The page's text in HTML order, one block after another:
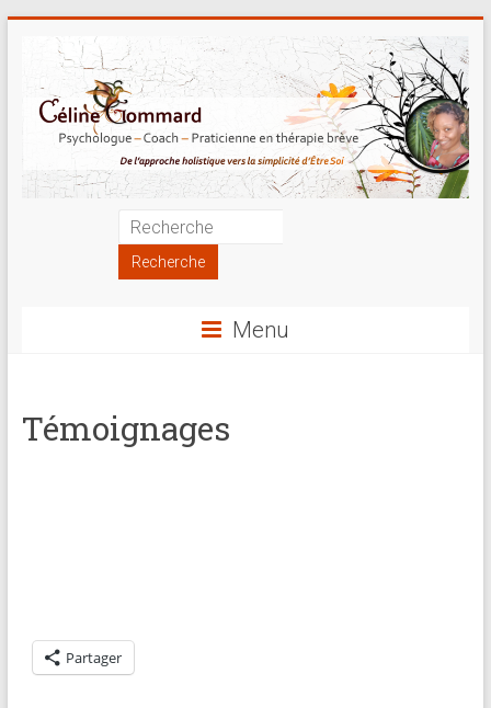
content
Psychologue
en
psychologue,
coach
Menu
Témoignages
Partager